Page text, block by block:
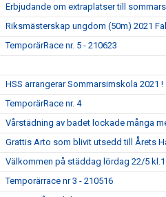
Erbjudande om extraplatser till
Riksmästerskap ungdom (50m) 2021
TemporärRace nr. 5 - 210623
HSS arrangerar Sommarsimskola 2021 !
TemporärRace nr. 4
Vårstädning av badet lockade många
Grattis Arto som blivit utsedd till Årets
Välkommen på städdag lördag 22/5
Temporärrace nr 3 - 210516